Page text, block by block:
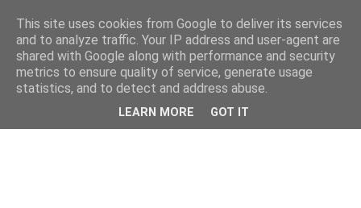
This site uses cookies from Google to deliver its services
and to analyze traffic. Your IP address and user-agent are
shared with Google along with performance and security
metrics to ensure quality of service, generate usage
statistics, and to detect and address abuse.
LEARN MORE GOT IT